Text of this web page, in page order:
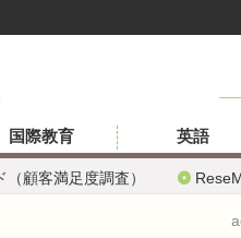
顧客満足度調査）
国際教育 英語